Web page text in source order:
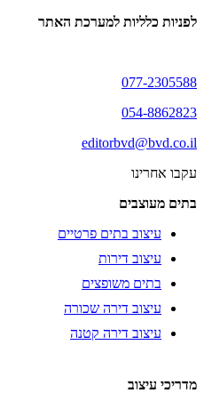
לפניות כלליות למערכת האתר
077-2305588
054-8862823
editorbvd@bvd.co.il
עקבו אחרינו
בתים מעוצבים
עיצוב בתים פרטיים
עיצוב דירות
בתים משופצים
עיצוב דירה שכורה
עיצוב דירה קטנה
מדריכי עיצוב